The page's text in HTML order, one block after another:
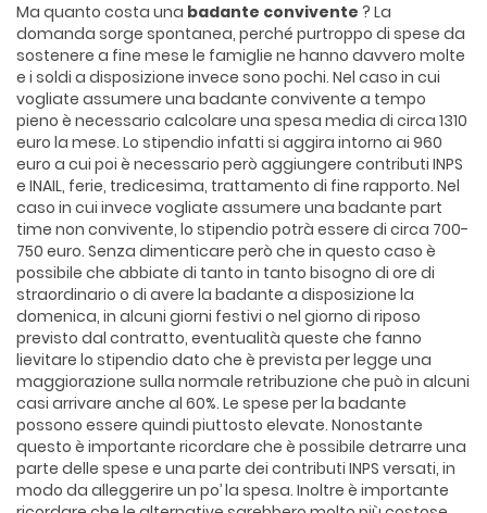
Ma quanto costa una badante convivente ? La
domanda sorge spontanea, perché purtroppo di spese da
sostenere a fine mese le famiglie ne hanno davvero molte
e i soldi a disposizione invece sono pochi. Nel caso in cui
vogliate assumere una badante convivente a tempo
pieno è necessario calcolare una spesa media di circa 1310
euro la mese. Lo stipendio infatti si aggira intorno ai 960
euro a cui poi è necessario però aggiungere contributi INPS
e INAIL, ferie, tredicesima, trattamento di fine rapporto. Nel
caso in cui invece vogliate assumere una badante part
time non convivente, lo stipendio potrà essere di circa 700-
750 euro. Senza dimenticare però che in questo caso è
possibile che abbiate di tanto in tanto bisogno di ore di
straordinario o di avere la badante a disposizione la
domenica, in alcuni giorni festivi o nel giorno di riposo
previsto dal contratto, eventualità queste che fanno
lievitare lo stipendio dato che è prevista per legge una
maggiorazione sulla normale retribuzione che può in alcuni
casi arrivare anche al 60%. Le spese per la badante
possono essere quindi piuttosto elevate. Nonostante
questo è importante ricordare che è possibile detrarre una
parte delle spese e una parte dei contributi INPS versati, in
modo da alleggerire un po’ la spesa. Inoltre è importante